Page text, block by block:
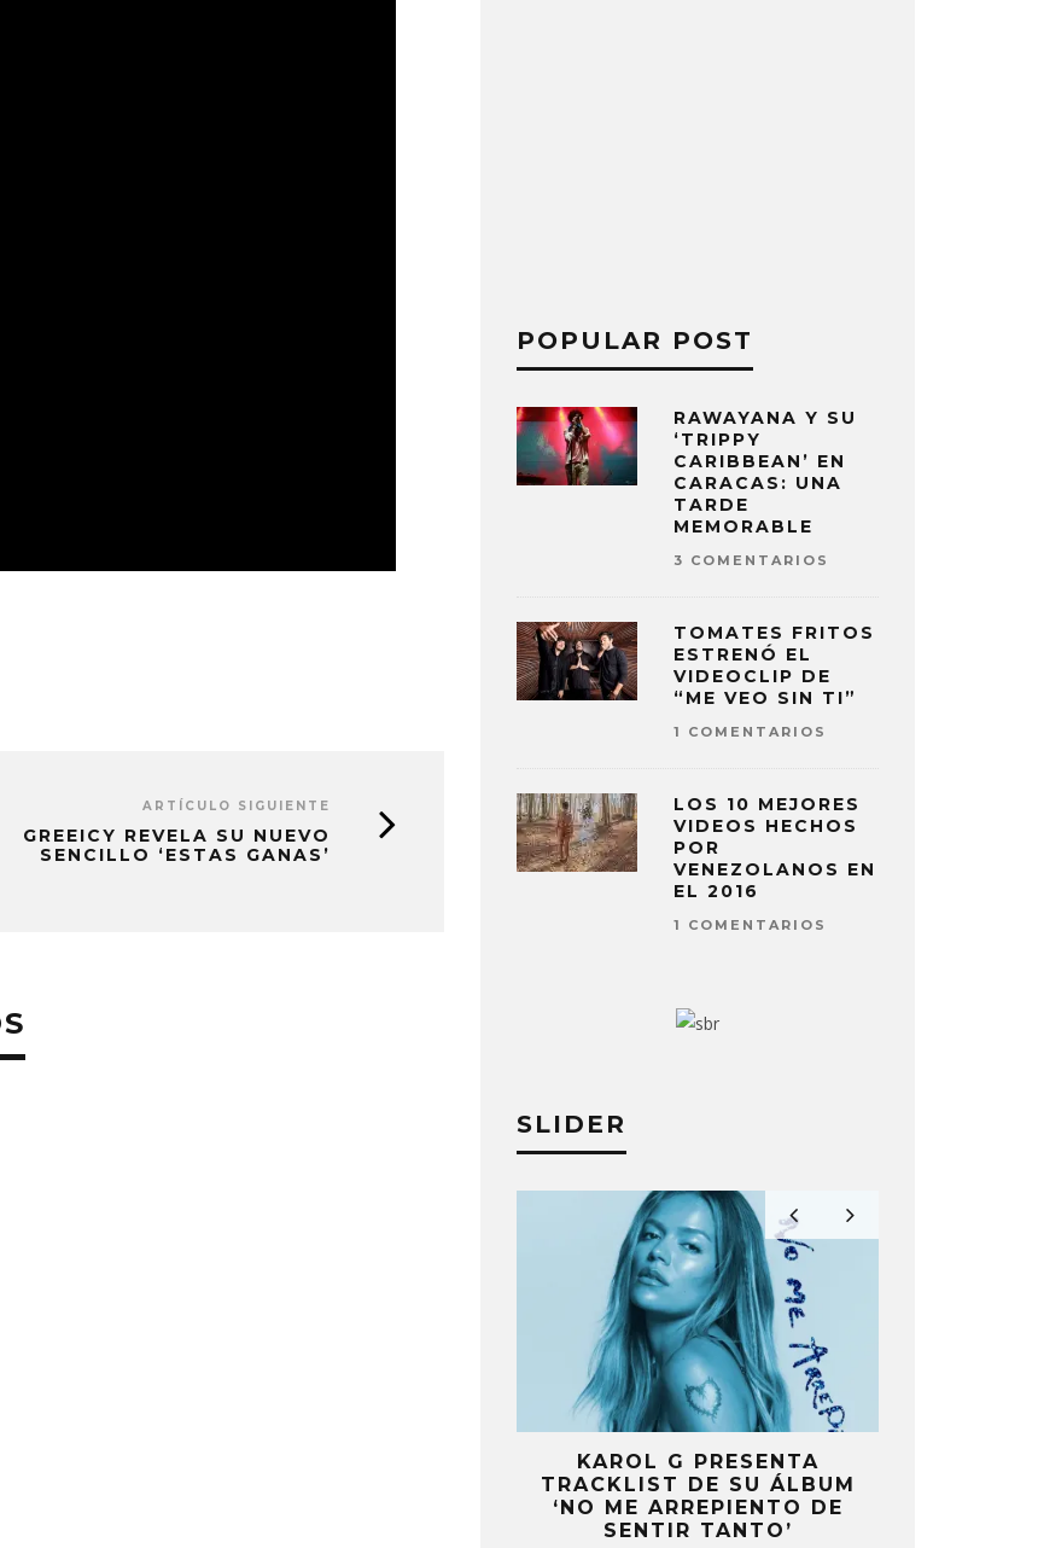
ARTÍCULO SIGUIENTE
GREEICY REVELA SU NUEVO
SENCILLO ‘ESTAS GANAS’
POPULAR POST
RAWAYANA Y SU
‘TRIPPY
CARIBBEAN’ EN
CARACAS: UNA
TARDE
MEMORABLE
3 COMENTARIOS
TOMATES FRITOS
ESTRENÓ EL
VIDEOCLIP DE
“ME VEO SIN TI”
1 COMENTARIOS
LOS 10 MEJORES
VIDEOS HECHOS
POR
VENEZOLANOS EN
EL 2016
1 COMENTARIOS
SLIDER
ABRE
CON
KAROL G PRESENTA
TRACKLIST DE SU ÁLBUM
‘NO ME ARREPIENTO DE
SENTIR TANTO’